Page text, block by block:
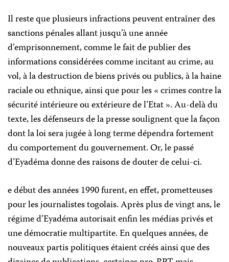
Il reste que plusieurs infractions peuvent entraîner des
sanctions pénales allant jusqu’à une année
d’emprisonnement, comme le fait de publier des
informations considérées comme incitant au crime, au
vol, à la destruction de biens privés ou publics, à la haine
raciale ou ethnique, ainsi que pour les « crimes contre la
sécurité intérieure ou extérieure de l’Etat ». Au-delà du
texte, les défenseurs de la presse soulignent que la façon
dont la loi sera jugée à long terme dépendra fortement
du comportement du gouvernement. Or, le passé
d’Eyadéma donne des raisons de douter de celui-ci.
e début des années 1990 furent, en effet, prometteuses
pour les journalistes togolais. Après plus de vingt ans, le
régime d’Eyadéma autorisait enfin les médias privés et
une démocratie multipartite. En quelques années, de
nouveaux partis politiques étaient créés ainsi que des